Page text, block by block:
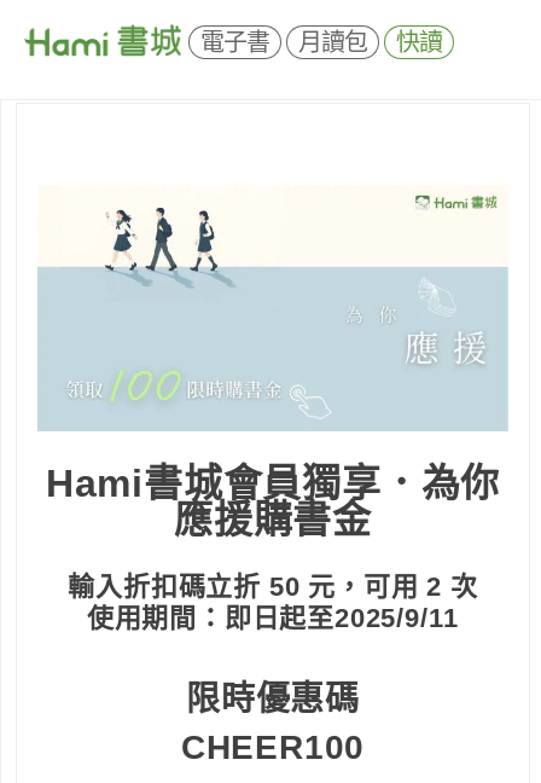
電子書 月讀包 快讀
Hami書城會員獨享．為你
應援購書金
輸入折扣碼立折 50 元，可用 2 次
使用期間：即日起至2025/9/11
限時優惠碼
CHEER100